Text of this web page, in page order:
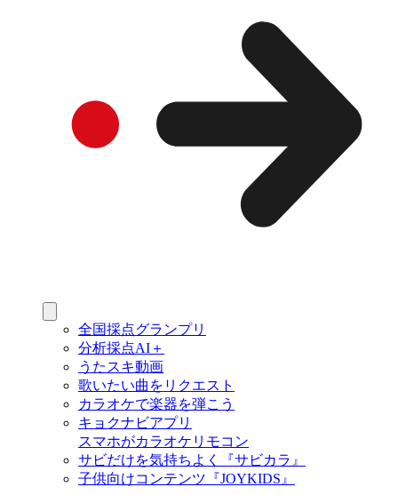
全国採点グランプリ
分析採点AI＋
うたスキ動画
歌いたい曲をリクエスト
カラオケで楽器を弾こう
キョクナビアプリ
スマホがカラオケリモコン
サビだけを気持ちよく『サビカラ』
子供向けコンテンツ『JOYKIDS』